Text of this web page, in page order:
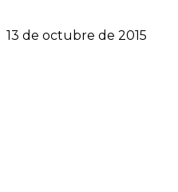
13 de octubre de 2015